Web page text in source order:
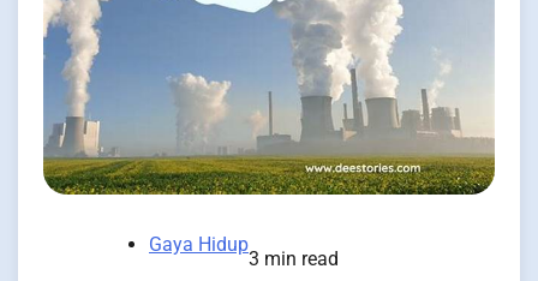
Gaya Hidup
3 min read